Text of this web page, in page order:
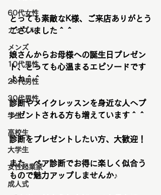
60代女性
カップル
メンズ
10代男性
20代男性
30代男性
学生
高校生
大学生
女性起業家
成人式
とっても素敵なK様、ご来店ありがとう
ございました＾＾
娘さんからお母様への誕生日プレゼン
ト、とっても心温まるエピソードです
よね＾＾
診断やメイクレッスンを身近な人へプ
レゼントされる方も増えています＾＾
診断をプレゼントしたい方、大歓迎！
また、ペア診断でお得に楽しく似合う
もので魅力アップしませんか♪